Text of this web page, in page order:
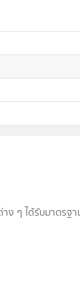
ๆ ได้รับมาตรฐา